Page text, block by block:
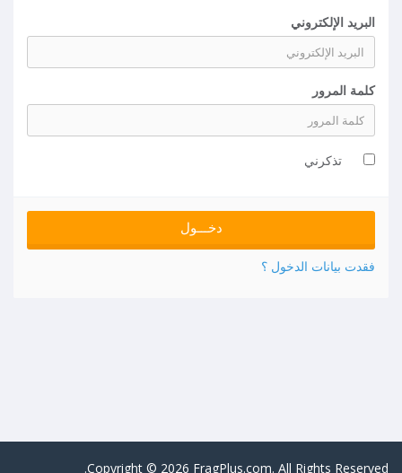
البريد الإلكتروني
كلمة المرور
تذكرني
فقدت بيانات الدخول ؟
Copyright © 2026 FragPlus.com. All Rights Reserved.